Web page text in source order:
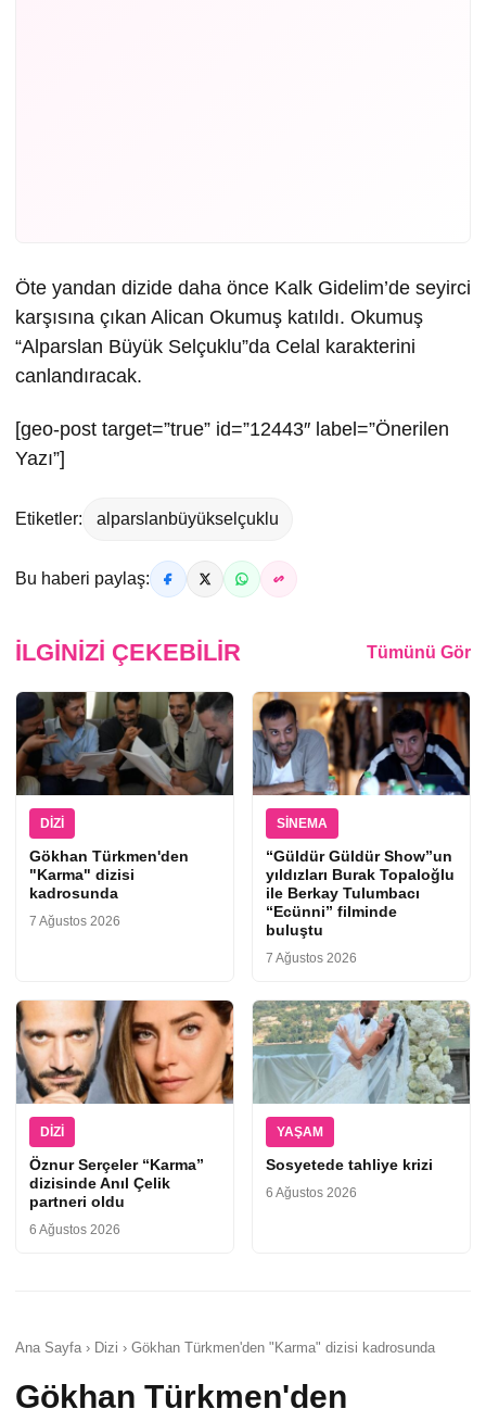
Öte yandan dizide daha önce Kalk Gidelim’de seyirci
karşısına çıkan Alican Okumuş katıldı. Okumuş
“Alparslan Büyük Selçuklu”da Celal karakterini
canlandıracak.
[geo-post target=”true” id=”12443″ label=”Önerilen
Yazı”]
Etiketler: alparslanbüyükselçuklu
Bu haberi paylaş:
İLGINIZI ÇEKEBILIR Tümünü Gör
DIZI
Gökhan Türkmen'den
"Karma" dizisi
kadrosunda
7 Ağustos 2026
SINEMA
“Güldür Güldür Show”un
yıldızları Burak Topaloğlu
ile Berkay Tulumbacı
“Ecünni” filminde
buluştu
7 Ağustos 2026
DIZI
Öznur Serçeler “Karma”
dizisinde Anıl Çelik
partneri oldu
6 Ağustos 2026
YAŞAM
Sosyetede tahliye krizi
6 Ağustos 2026
Ana Sayfa › Dizi › Gökhan Türkmen'den "Karma" dizisi kadrosunda
Gökhan Türkmen'den